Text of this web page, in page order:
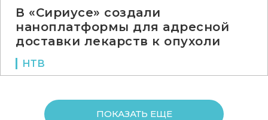
В «Сириусе» создали
наноплатформы для адресной
доставки лекарств к опухоли
НТВ
ПОКАЗАТЬ ЕЩЕ